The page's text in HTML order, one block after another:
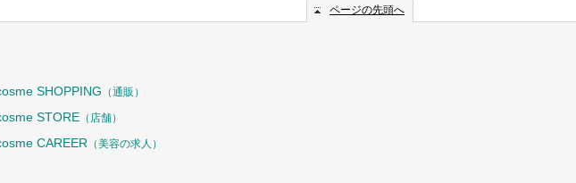
ページの先頭へ
SHOPPING （通販）
STORE （店舗）
CAREER （美容の求人）